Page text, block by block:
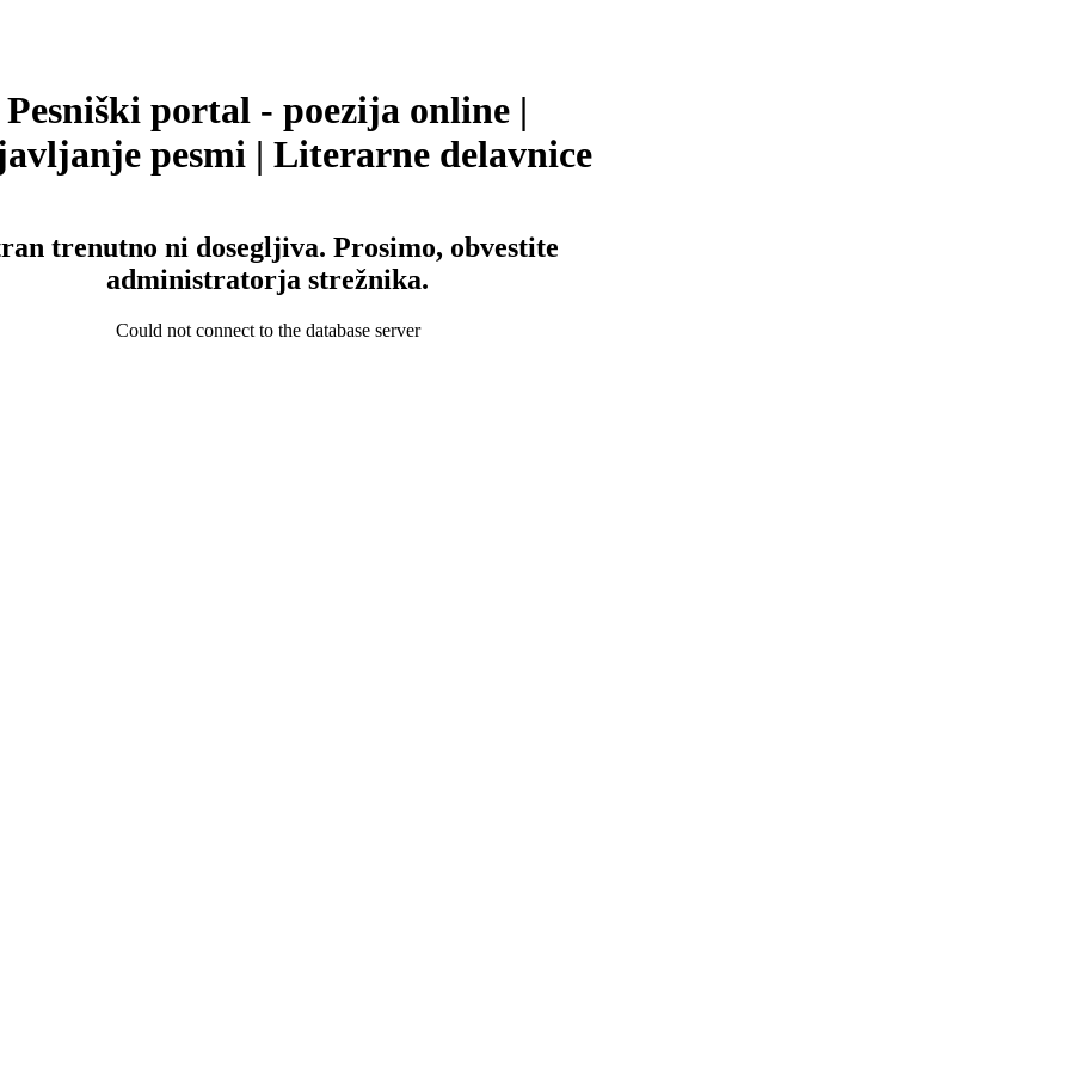
Pesniški portal - poezija online |
pesmi | Literarne delavnice
trenutno ni dosegljiva. Prosimo, obvestite
administratorja strežnika.
Could not connect to the database server